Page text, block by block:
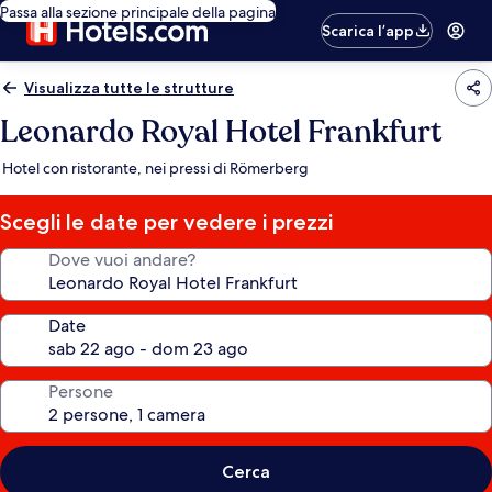
Passa alla sezione principale della pagina
Scarica l’app
Visualizza tutte le strutture
Leonardo Royal Hotel Frankfurt
Hotel con ristorante, nei pressi di Römerberg
Scegli le date per vedere i prezzi
Dove vuoi andare?
Date
Persone
Cerca